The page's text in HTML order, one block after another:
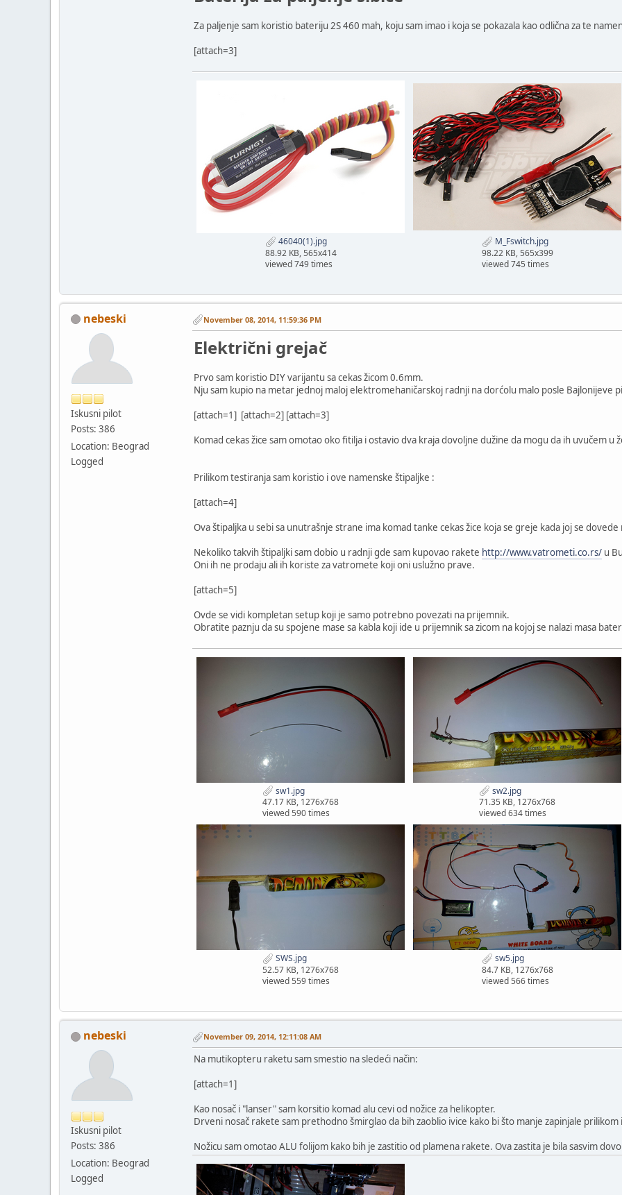
Za paljenje sam koristio bateriju 2S 460 mah, koju sam imao i koja se pokazala kao odlična za te
[attach=3]
46040(1).jpg
88.92 KB, 565x414
viewed 749 times
M_Fswitch.jpg
98.22 KB, 565x399
viewed 745 times
nebeski
Iskusni pilot
Posts: 386
Location: Beograd
Logged
November 08, 2014, 11:59:36 PM
Električni grejač
Prvo sam koristio DIY varijantu sa cekas žicom 0.6mm.
Nju sam kupio na metar jednoj maloj elektromehaničarskoj radnji na dorćolu malo posle Bajlonijeve
[attach=1] [attach=2] [attach=3]
Komad cekas žice sam omotao oko fitilja i ostavio dva kraja dovoljne dužine da mogu da ih uvučem u
Prilikom testiranja sam koristio i ove namenske štipaljke :
[attach=4]
Ova štipaljka u sebi sa unutrašnje strane ima komad tanke cekas žice koja se greje kada joj se dovede
Nekoliko takvih štipaljki sam dobio u radnji gde sam kupovao rakete http://www.vatrometi.co.rs/ u
Oni ih ne prodaju ali ih koriste za vatromete koji oni uslužno prave.
[attach=5]
Ovde se vidi kompletan setup koji je samo potrebno povezati na prijemnik.
Obratite paznju da su spojene mase sa kabla koji ide u prijemnik sa zicom na kojoj se nalazi masa
sw1.jpg
47.17 KB, 1276x768
viewed 590 times
sw2.jpg
71.35 KB, 1276x768
viewed 634 times
SWS.jpg
52.57 KB, 1276x768
viewed 559 times
sw5.jpg
84.7 KB, 1276x768
viewed 566 times
nebeski
Iskusni pilot
Posts: 386
Location: Beograd
Logged
November 09, 2014, 12:11:08 AM
Na mutikopteru raketu sam smestio na sledeći način:
[attach=1]
Kao nosač i "lanser" sam korsitio komad alu cevi od nožice za helikopter.
Drveni nosač rakete sam prethodno šmirglao da bih zaoblio ivice kako bi što manje zapinjale prilikom
Nožicu sam omotao ALU folijom kako bih je zastitio od plamena rakete. Ova zastita je bila sasvim